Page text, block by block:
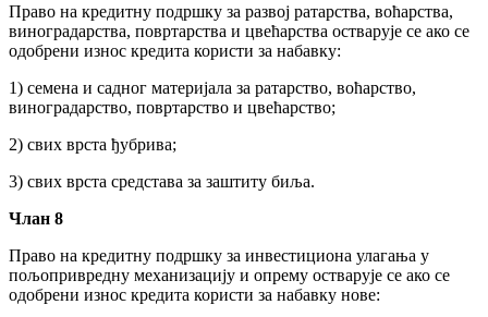
Право на кредитну подршку за развој ратарства, воћарства,
виноградарства, повртарства и цвећарства остварује се ако се
одобрени износ кредита користи за набавку:
1) семена и садног материјала за ратарство, воћарство,
виноградарство, повртарство и цвећарство;
2) свих врста ђубрива;
3) свих врста средстава за заштиту биља.
Члан 8
Право на кредитну подршку за инвестициона улагања у
пољопривредну механизацију и опрему остварује се ако се
одобрени износ кредита користи за набавку нове: